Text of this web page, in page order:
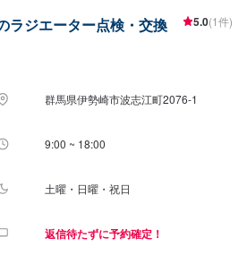
定カレンダー
ラジエーター点検・交換 5.0(1件)
群馬県伊勢崎市波志江町2076-1
9:00 ~ 18:00
土曜・日曜・祝日
返信待たずに予約確定！